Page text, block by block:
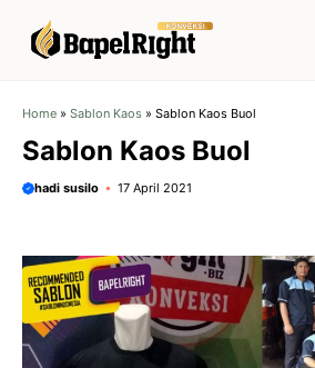
Home » Sablon Kaos » Sablon Kaos Buol
Sablon Kaos Buol
hadi susilo 17 April 2021